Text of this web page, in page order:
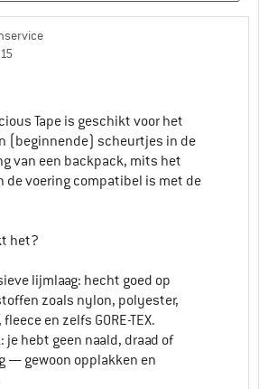
Tape is geschikt voor het
(beginnende) scheurtjes in de
van een backpack, mits het
de voering compatibel is met de
het?
lijmlaag: hecht goed op
zoals nylon, polyester,
en zelfs GORE-TEX.
je hebt geen naald, draad of
— gewoon opplakken en